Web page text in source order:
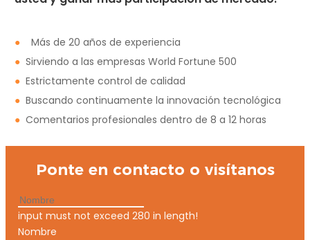
●
Más de 20 años de experiencia
●Sirviendo a las empresas World Fortune 500
●Estrictamente control de calidad
●Buscando continuamente la innovación tecnológica
●Comentarios profesionales dentro de 8 a 12 horas
Ponte en contacto o visítanos
input must not exceed 280 in length!
Nombre